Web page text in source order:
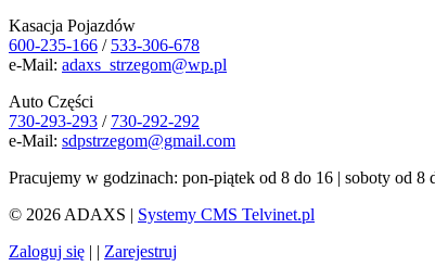
Kasacja Pojazdów
600-235-166 / 533-306-678
e-Mail: adaxs_strzegom@wp.pl
Auto Części
730-293-293 / 730-292-292
e-Mail: sdpstrzegom@gmail.com
Pracujemy w godzinach: pon-piątek od 8 do 16 | soboty od 8
© 2026 ADAXS | Systemy CMS Telvinet.pl
Zaloguj się | | Zarejestruj